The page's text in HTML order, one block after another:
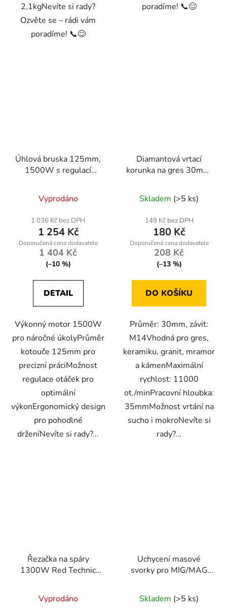
2,1kgNevíte si rady?
Ozvěte se – rádi vám
poradíme! 📞😊
poradíme! 📞😊
Úhlová bruska 125mm,
1500W s regulací
Vyprodáno
1 036 Kč bez DPH
1 254 Kč
1 404 Kč
(–10 %)
DETAIL
Výkonný motor 1500W
pro náročné úkolyPrůměr
kotouče 125mm pro
precizní práciMožnost
regulace otáček pro
optimální
výkonErgonomický design
pro pohodlné
drženíNevíte si rady?...
Diamantová vrtací
korunka na gres 30mm,
Skladem (>5 ks)
149 Kč bez DPH
180 Kč
208 Kč
(–13 %)
DO KOŠÍKU
Průměr: 30mm, závit:
M14Vhodná pro gres,
keramiku, granit, mramor
a kámenMaximální
rychlost: 11000
ot./minPracovní hloubka:
35mmMožnost vrtání na
sucho i mokroNevíte si
rady?...
Řezačka na spáry
1300W Red Technic
Vyprodáno
Uchycení masové
svorky pro MIG/MAG
RTMSTF0002-UM
Skladem (>5 ks)